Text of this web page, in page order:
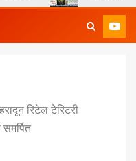
रिटेल टेरिटरी